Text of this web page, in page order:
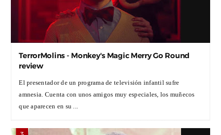
TerrorMolins - Monkey's Magic Merry Go Round
review
El presentador de un programa de televisión infantil sufre
amnesia. Cuenta con unos amigos muy especiales, los muñecos
que aparecen en su ...